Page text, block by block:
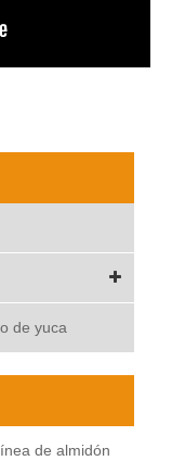
de yuca
de almidón